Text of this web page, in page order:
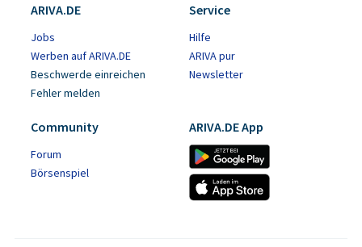
ARIVA.DE
Jobs
Werben auf ARIVA.DE
Beschwerde einreichen
Fehler melden
Service
Hilfe
ARIVA pur
Newsletter
Community
Forum
Börsenspiel
ARIVA.DE App